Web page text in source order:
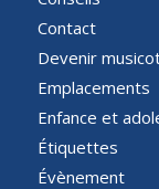
Contact
Devenir
Emplacements
Enfance et
Étiquettes
Évènement